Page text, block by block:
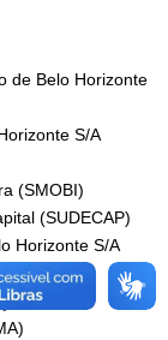
de Belo Horizonte
S/A
(SMOBI)
(SUDECAP)
Horizonte S/A
(SMSP)